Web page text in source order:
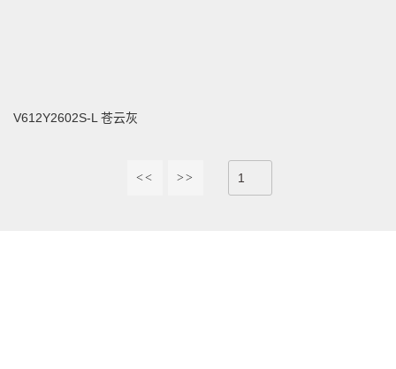
V612Y2602S-L 苍云灰
<< >>